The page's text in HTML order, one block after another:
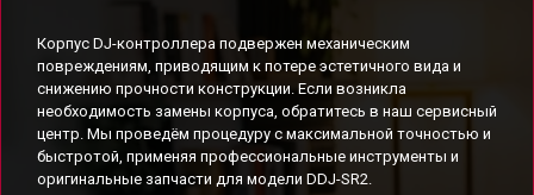
Корпус DJ-контроллера подвержен механическим
повреждениям, приводящим к потере эстетичного вида и
снижению прочности конструкции. Если возникла
необходимость замены корпуса, обратитесь в наш сервисный
центр. Мы проведём процедуру с максимальной точностью и
быстротой, применяя профессиональные инструменты и
оригинальные запчасти для модели DDJ-SR2.